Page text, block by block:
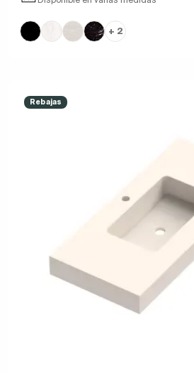
+ 2
Rebajas